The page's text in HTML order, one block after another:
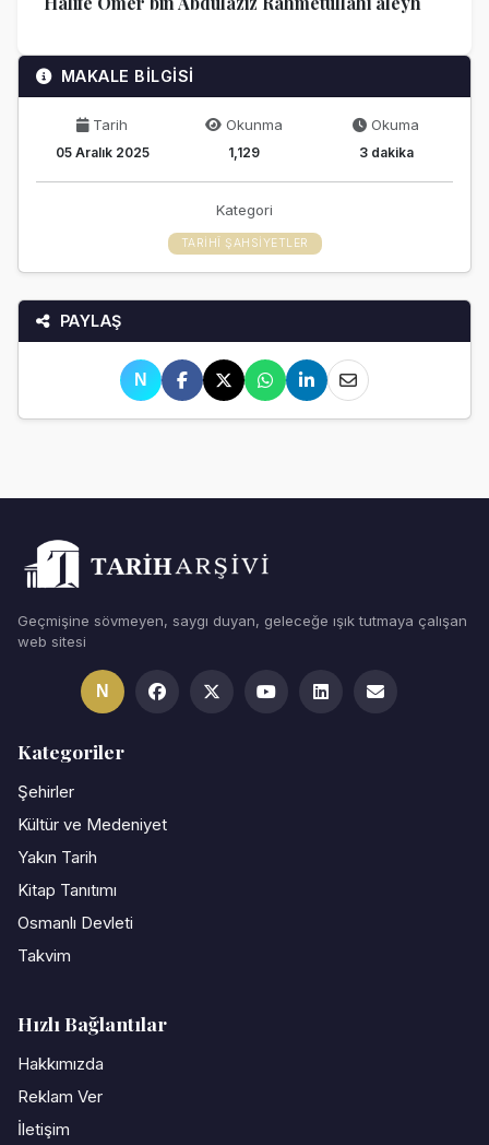
MAKALE BİLGİSİ
Tarih
05 Aralık 2025
Okunma
1,129
Okuma
3 dakika
Kategori
TARIHÎ ŞAHSIYETLER
PAYLAŞ
N
Geçmişine sövmeyen, saygı duyan, geleceğe ışık tutmaya çalışan
web sitesi
N
Kategoriler
Şehirler
Kültür ve Medeniyet
Yakın Tarih
Kitap Tanıtımı
Osmanlı Devleti
Takvim
Hızlı Bağlantılar
Hakkımızda
Reklam Ver
İletişim